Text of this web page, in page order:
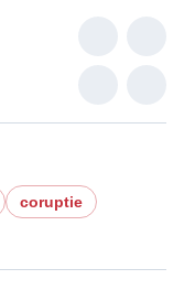
coruptie